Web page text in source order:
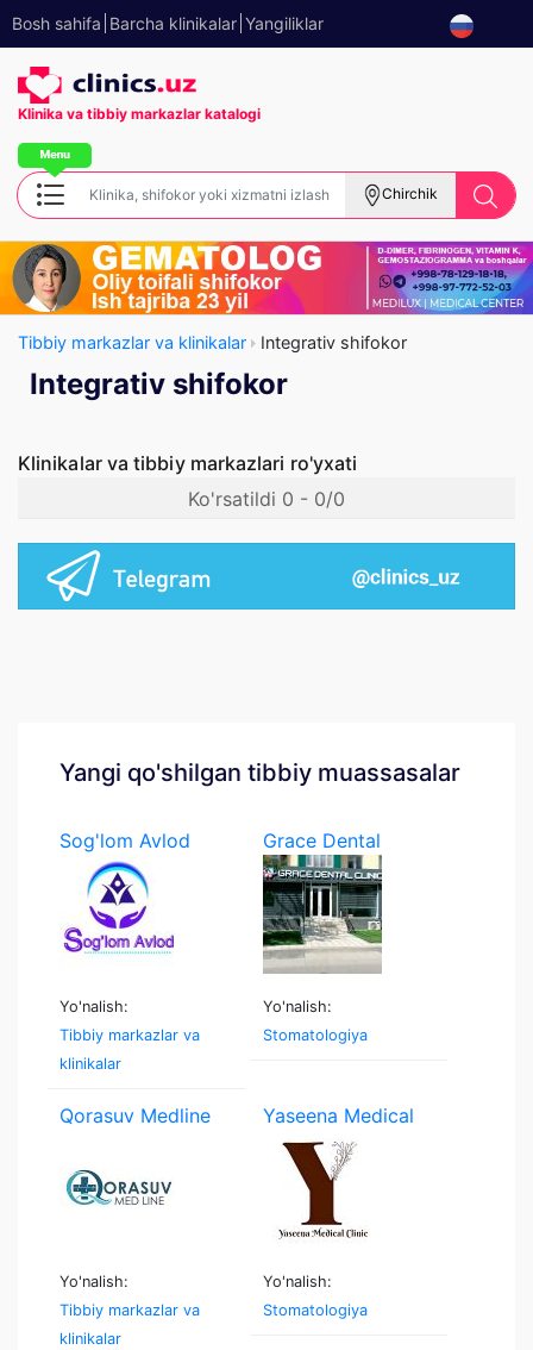
Bosh sahifa Barcha klinikalar Yangiliklar
Klinika va tibbiy markazlar katalogi
Chirchik
Tibbiy markazlar va klinikalar Integrativ shifokor
Integrativ shifokor
Klinikalar va tibbiy markazlari ro'yxati
Ko'rsatildi 0 - 0/0
Yangi qo'shilgan tibbiy muassasalar
Sog'lom Avlod
Yo'nalish:
Tibbiy markazlar va
klinikalar
Grace Dental
Yo'nalish:
Stomatologiya
Qorasuv Medline
Yo'nalish:
Tibbiy markazlar va
klinikalar
Yaseena Medical
Clinic
Yo'nalish:
Stomatologiya